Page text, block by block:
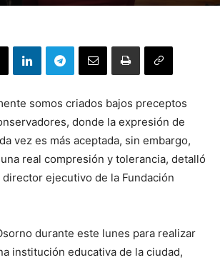
somos criados bajos preceptos
donde la expresión de
vez es más aceptada, sin embargo,
real compresión y tolerancia, detalló
director ejecutivo de la Fundación
durante este lunes para realizar
institución educativa de la ciudad,